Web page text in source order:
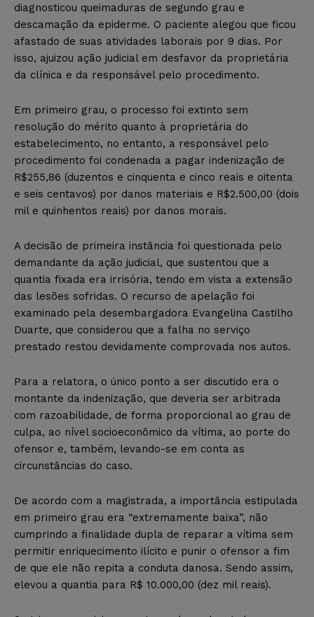
diagnosticou queimaduras de segundo grau e
descamação da epiderme. O paciente alegou que ficou
afastado de suas atividades laborais por 9 dias. Por
isso, ajuizou ação judicial em desfavor da proprietária
da clínica e da responsável pelo procedimento.
Em primeiro grau, o processo foi extinto sem
resolução do mérito quanto à proprietária do
estabelecimento, no entanto, a responsável pelo
procedimento foi condenada a pagar indenização de
R$255,86 (duzentos e cinquenta e cinco reais e oitenta
e seis centavos) por danos materiais e R$2.500,00 (dois
mil e quinhentos reais) por danos morais.
A decisão de primeira instância foi questionada pelo
demandante da ação judicial, que sustentou que a
quantia fixada era irrisória, tendo em vista a extensão
das lesões sofridas. O recurso de apelação foi
examinado pela desembargadora Evangelina Castilho
Duarte, que considerou que a falha no serviço
prestado restou devidamente comprovada nos autos.
Para a relatora, o único ponto a ser discutido era o
montante da indenização, que deveria ser arbitrada
com razoabilidade, de forma proporcional ao grau de
culpa, ao nível socioeconômico da vítima, ao porte do
ofensor e, também, levando-se em conta as
circunstâncias do caso.
De acordo com a magistrada, a importância estipulada
em primeiro grau era “extremamente baixa”, não
cumprindo a finalidade dupla de reparar a vítima sem
permitir enriquecimento ilícito e punir o ofensor a fim
de que ele não repita a conduta danosa. Sendo assim,
elevou a quantia para R$ 10.000,00 (dez mil reais).